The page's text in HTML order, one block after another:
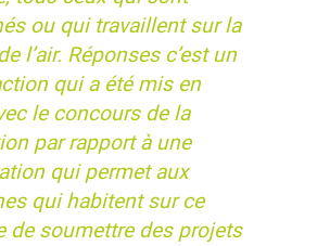
ou qui travaillent sur la
l’air. Réponses c’est un
qui a été mis en
le concours de la
par rapport à une
qui permet aux
qui habitent sur ce
de soumettre des projets